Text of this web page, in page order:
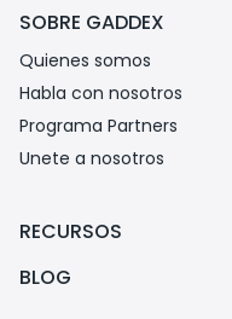
SOBRE GADDEX
Quienes somos
Habla con nosotros
Programa Partners
Unete a nosotros
RECURSOS
BLOG